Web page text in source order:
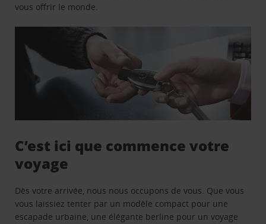
vous offrir le monde.
C’est ici que commence votre
voyage
Dès votre arrivée, nous nous occupons de vous. Que vous
vous laissiez tenter par un modèle compact pour une
escapade urbaine, une élégante berline pour un voyage